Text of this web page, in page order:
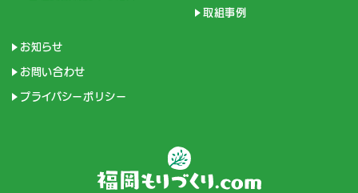
取組事例
お知らせ
お問い合わせ
プライバシーポリシー